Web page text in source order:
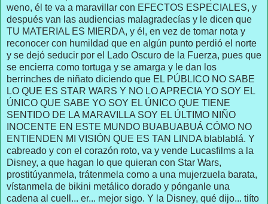
weno, él te va a maravillar con EFECTOS ESPECIALES, y
después van las audiencias malagradecías y le dicen que
TU MATERIAL ES MIERDA, y él, en vez de tomar nota y
reconocer con humildad que en algún punto perdió el norte
y se dejó seducir por el Lado Oscuro de la Fuerza, pues que
se encierra como tortuga y se amarga y le dan los
berrinches de niñato diciendo que EL PÚBLICO NO SABE
LO QUE ES STAR WARS Y NO LO APRECIA YO SOY EL
ÚNICO QUE SABE YO SOY EL ÚNICO QUE TIENE
SENTIDO DE LA MARAVILLA SOY EL ÚLTIMO NIÑO
INOCENTE EN ESTE MUNDO BUABUABUÁ CÓMO NO
ENTIENDEN MI VISIÓN QUE ES TAN LINDA blablablá. Y
cabreado y con el corazón roto, va y vende Lucasfilms a la
Disney, a que hagan lo que quieran con Star Wars,
prostitúyanmela, trátenmela como a una mujerzuela barata,
vístanmela de bikini metálico dorado y pónganle una
cadena al cuell... er... mejor sigo. Y la Disney, qué dijo... tiíto